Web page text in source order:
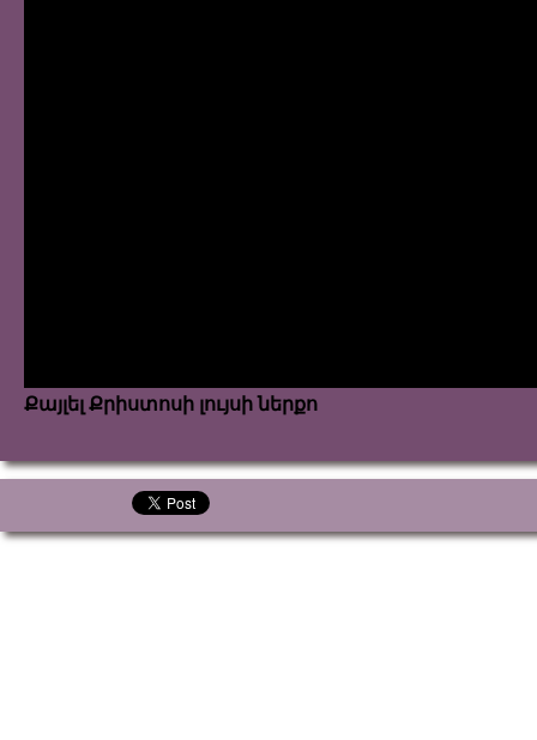
Քայլել Քրիստոսի լույսի ներքո